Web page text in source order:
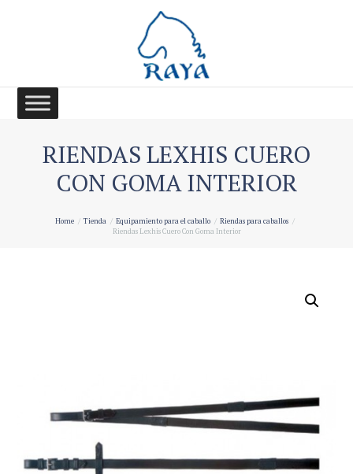
RIENDAS LEXHIS CUERO
CON GOMA INTERIOR
Home Tienda Equipamiento para el caballo
Riendas para caballos
Riendas Lexhis Cuero Con Goma Interior